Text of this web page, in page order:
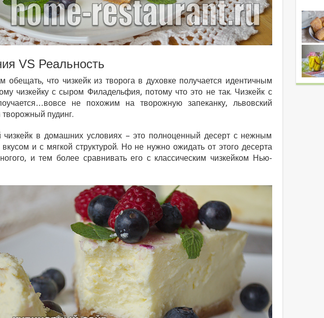
VS Реальность
обещать, что чизкейк из творога в духовке получается идентичным
чизкейку с сыром Филадельфия, потому что это не так. Чизкейк с
не похожим на творожную запеканку, львовский
пудинг.
в домашних условиях – это полноценный десерт с нежным
и с мягкой структурой. Но не нужно ожидать от этого десерта
и тем более сравнивать его с классическим чизкейком Нью-